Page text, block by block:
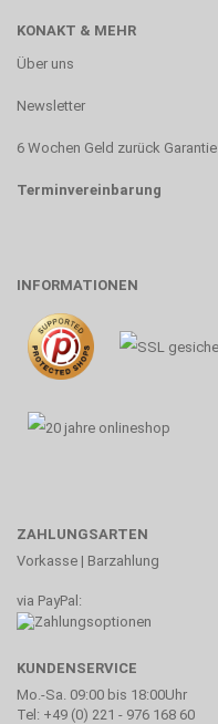
KONAKT & MEHR
Über uns
Newsletter
6 Wochen Geld zurück Garantie
Terminvereinbarung
INFORMATIONEN
ZAHLUNGSARTEN
Vorkasse | Barzahlung
via PayPal:
KUNDENSERVICE
Mo.-Sa. 09:00 bis 18:00Uhr
Tel: +49 (0) 221 - 976 168 60